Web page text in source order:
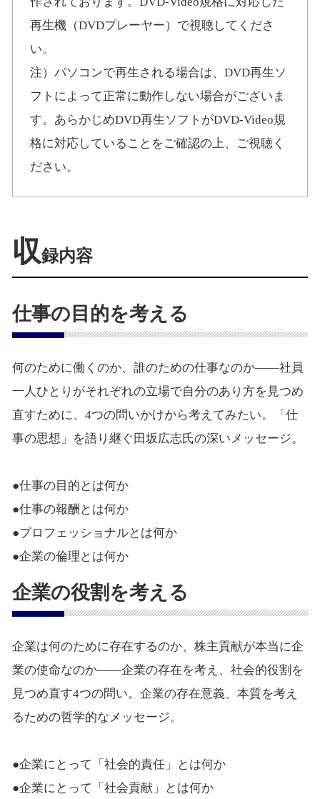
再生機（DVDプレーヤー）で視聴してくださ
い。
注）パソコンで再生される場合は、DVD再生ソ
フトによって正常に動作しない場合がございま
す。あらかじめDVD再生ソフトがDVD-Video規
格に対応していることをご確認の上、ご視聴く
ださい。
収録内容
仕事の目的を考える
何のために働くのか、誰のための仕事なのか――社員
一人ひとりがそれぞれの立場で自分のあり方を見つめ
直すために、4つの問いかけから考えてみたい。「仕
事の思想」を語り継ぐ田坂広志氏の深いメッセージ。
●仕事の目的とは何か
●仕事の報酬とは何か
●プロフェッショナルとは何か
●企業の倫理とは何か
企業の役割を考える
企業は何のために存在するのか、株主貢献が本当に企
業の使命なのか――企業の存在を考え、社会的役割を
見つめ直す4つの問い。企業の存在意義、本質を考え
るための哲学的なメッセージ。
●企業にとって「社会的責任」とは何か
●企業にとって「社会貢献」とは何か